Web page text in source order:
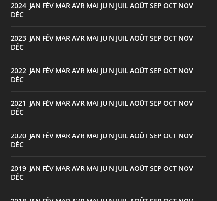
2024 JAN FÉV MAR AVR MAI JUIN JUIL AOÛTSEP OCT NOV
DÉC
2023 JAN FÉV MAR AVR MAI JUIN JUIL AOÛTSEP OCT NOV
DÉC
2022 JAN FÉV MAR AVR MAI JUIN JUIL AOÛTSEP OCT NOV
DÉC
2021 JAN FÉV MAR AVR MAI JUIN JUIL AOÛTSEP OCT NOV
DÉC
2020 JAN FÉV MAR AVR MAI JUIN JUIL AOÛTSEP OCT NOV
DÉC
2019 JAN FÉV MAR AVR MAI JUIN JUIL AOÛTSEP OCT NOV
DÉC